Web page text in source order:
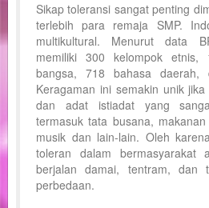
Sikap toleransi sangat penting
terlebih para remaja SMP.
multikultural. Menurut data
memiliki 300 kelompok etnis,
bangsa, 718 bahasa
Keragaman ini semakin unik
dan adat istiadat yang
termasuk tata busana,
musik dan lain-lain. Oleh
toleran dalam bermasyarakat
berjalan damai, tentram, dan
perbedaan.